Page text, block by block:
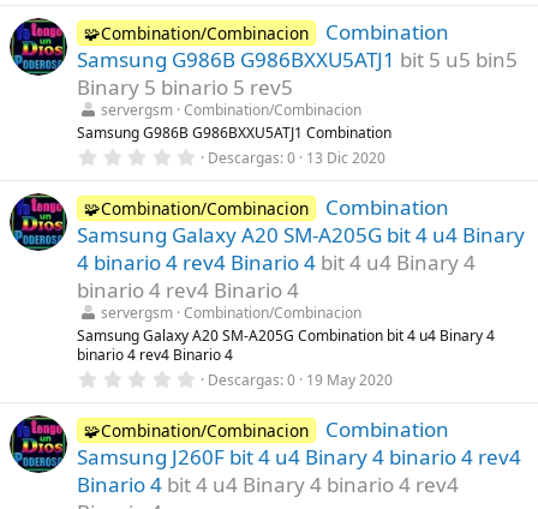
0
0
e
s
t
r
e
l
a
(
s
)
🧩Combination/Combinacion
Combination
Samsung G986B G986BXXU5ATJ1 bit 5 u5 bin5
Binary 5 binario 5 rev5
servergsm Combination/Combinacion
Samsung G986B G986BXXU5ATJ1 Combination
0
0
0
e
s
t
r
e
l
l
a
(
s
Descargas 0 13 Dic 2020
🧩Combination/Combinacion
Combination
Samsung Galaxy A20 SM-A205G bit 4 u4 Binary
4 binario 4 rev4 Binario 4 bit 4 u4 Binary 4
binario 4 rev4 Binario 4
servergsm Combination/Combinacion
Samsung Galaxy A20 SM-A205G Combination bit 4 u4 Binary 4
binario 4 rev4 Binario 4
0
0
0
e
s
t
r
Descargas 0 19 May 2020
🧩Combination/Combinacion
Combination
Samsung J260F bit 4 u4 Binary 4 binario 4 rev4
Binario 4 bit 4 u4 Binary 4 binario 4 rev4